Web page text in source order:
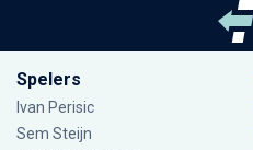
Spelers
Ivan Perisic
Sem Steijn